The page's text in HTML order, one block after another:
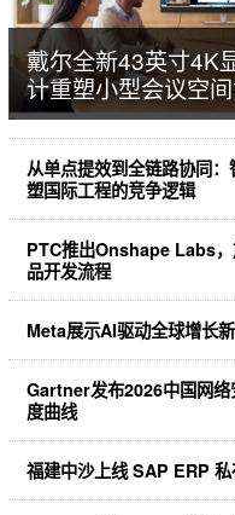
戴尔全新43英寸4K
计重塑小型会议空
从单点提效到全链路协同
塑国际工程的竞争逻辑
PTC推出Onshape Labs
品开发流程
Meta展示AI驱动全球增长
Gartner发布2026中国网络
度曲线
福建中沙上线 SAP ERP